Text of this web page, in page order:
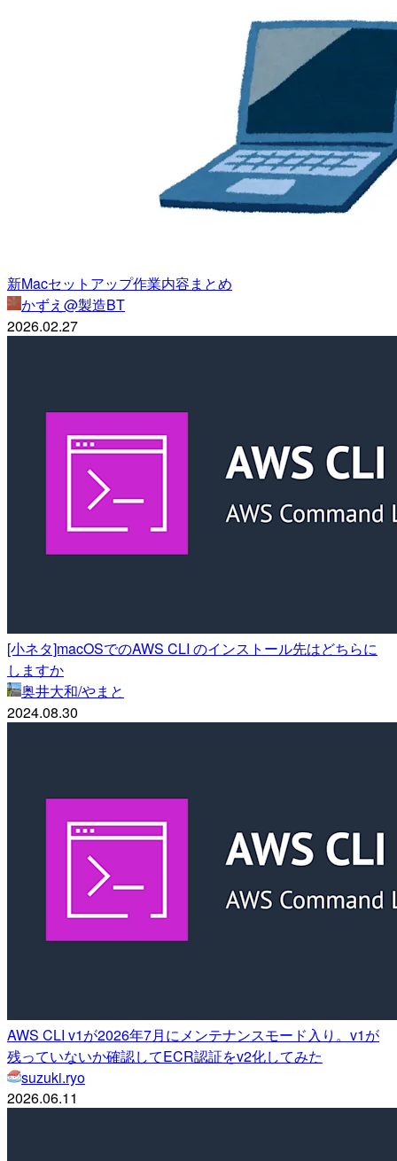
新Macセットアップ作業内容まとめ
かずえ@製造BT
2026.02.27
[小ネタ]macOSでのAWS CLI のインストール先はどちらに
しますか
奥井大和/やまと
2024.08.30
AWS CLI v1が2026年7月にメンテナンスモード入り。v1が
残っていないか確認してECR認証をv2化してみた
suzuki.ryo
2026.06.11